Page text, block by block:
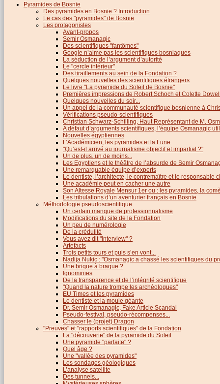
Pyramides de Bosnie
Des pyramides en Bosnie ? Introduction
Le cas des "pyramides" de Bosnie
Les protagonistes
Avant-propos
Semir Osmanagic
Des scientifiques "fantômes"
Google n’aime pas les scientifiques bosniaques
La séduction de l’argument d’autorité
Le "cercle intérieur"
Des tiraillements au sein de la Fondation ?
Quelques nouvelles des scientifiques étrangers
Le livre "La pyramide du Soleil de Bosnie"
Premières impressions de Robert Schoch et Colette
Quelques nouvelles du soir...
Un appel de la communauté scientifique bosnienne à
Vérifications pseudo-scientifiques
Christian Schwarz-Schilling, Haut Représentant de M.
A défaut d’arguments scientifiques, l’équipe Osmanagic
Nouvelles égyptiennes
L’Académicien, les pyramides et la Lune
"Qu’est-il arrivé au journalisme objectif et impartial ?"
Un de plus, un de moins...
Les Egyptiens et le théâtre de l’absurde de Semir
Une remarquable équipe d’experts
Le dentiste, l’architecte, le contremaître et le responsable
Une académie peut en cacher une autre
Son Altesse Royale Mensur 1er ou : les pyramides, la
Les tribulations d’un aventurier français en Bosnie
Méthodologie pseudoscientifique
Un certain manque de professionnalisme
Modifications du site de la Fondation
Un peu de numérologie
De la crédulité
Vous avez dit "interview" ?
Artefacts
Trois petits tours et puis s’en vont...
Nadija Nukic : "Osmanagic a chassé les scientifiques du
Une brique à braque ?
Ignominies
De la transparence et de l’intégrité scientifique
"Quand la nature trompe les archéologues"
EU Times et les pyramides
Le dentiste et la moule géante
Dr. Semir Osmanagic, Fake Article Scandal
Pseudo-festival, pseudo-récompenses...
Chasser le (projet) Dragon
"Preuves" et "rapports scientifiques" de la Fondation
La "découverte" de la pyramide du Soleil
Une pyramide "parfaite" ?
Quel âge ?
Une "vallée des pyramides"
Les sondages géologiques
L’analyse satellite
Des tunnels...